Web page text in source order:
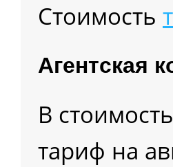
Cтоимость
Агентская
В
тариф на